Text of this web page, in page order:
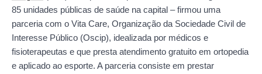
85 unidades públicas de saúde na capital – firmou uma
parceria com o Vita Care, Organização da Sociedade Civil de
Interesse Público (Oscip), idealizada por médicos e
fisioterapeutas e que presta atendimento gratuito em ortopedia
e aplicado ao esporte. A parceria consiste em prestar